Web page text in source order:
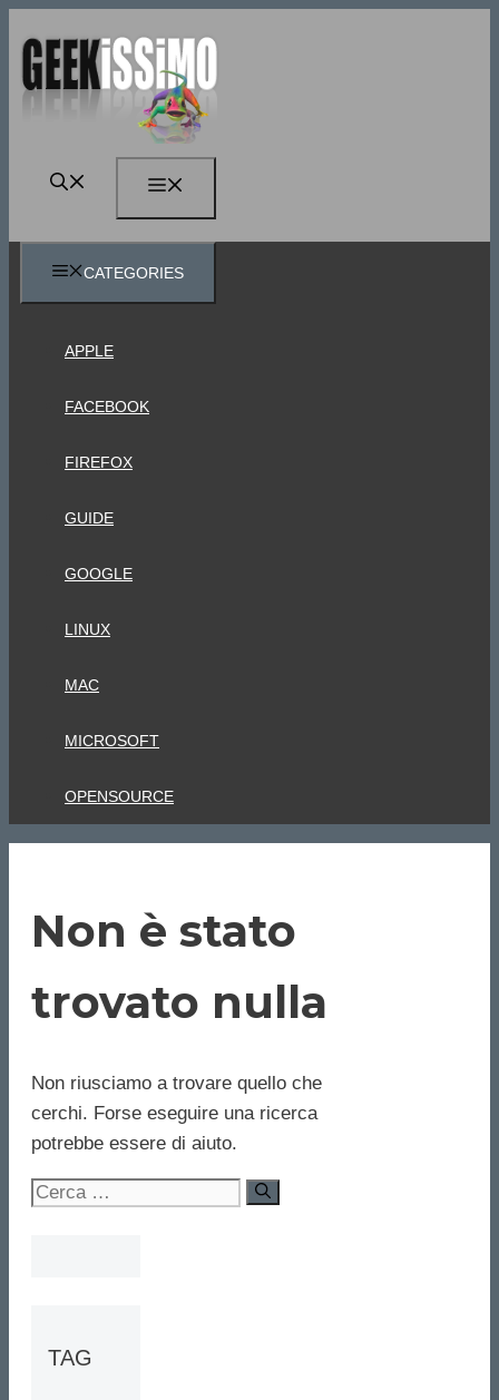
contenuto
CATEGORIES
APPLE
FACEBOOK
FIREFOX
GUIDE
GOOGLE
LINUX
MAC
MICROSOFT
OPENSOURCE
Non è stato
trovato nulla
Non riusciamo a trovare quello che
cerchi. Forse eseguire una ricerca
potrebbe essere di aiuto.
Ricerca
TAG